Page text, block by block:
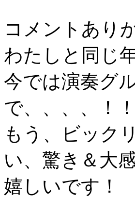
コメントあり
わたしと同じ
今では演奏グ
で、、、、！！
もう、ビック
い、驚き＆大
嬉しいです！